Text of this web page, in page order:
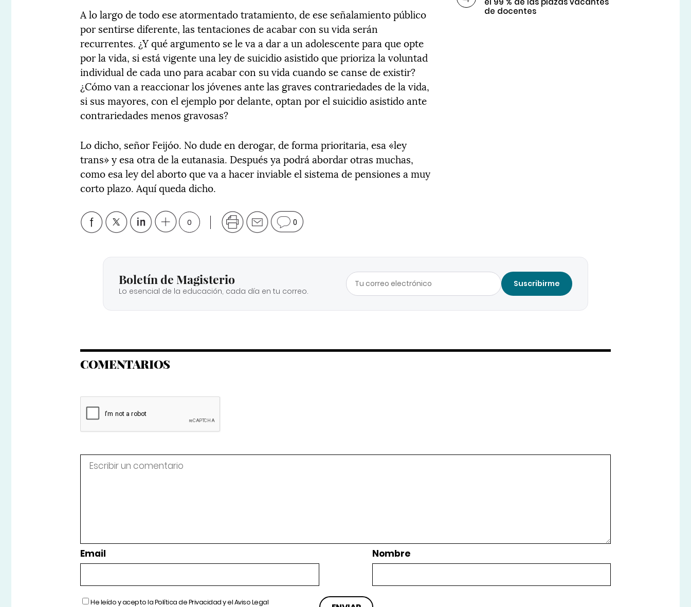
A lo largo de todo ese atormentado tratamiento, de ese señalamiento público
por sentirse diferente, las tentaciones de acabar con su vida serán
recurrentes. ¿Y qué argumento se le va a dar a un adolescente para que opte
por la vida, si está vigente una ley de suicidio asistido que prioriza la voluntad
individual de cada uno para acabar con su vida cuando se canse de existir?
¿Cómo van a reaccionar los jóvenes ante las graves contrariedades de la vida,
si sus mayores, con el ejemplo por delante, optan por el suicidio asistido ante
contrariedades menos gravosas?
Lo dicho, señor Feijóo. No dude en derogar, de forma prioritaria, esa «ley
trans» y esa otra de la eutanasia. Después ya podrá abordar otras muchas,
como esa ley del aborto que va a hacer inviable el sistema de pensiones a muy
corto plazo. Aquí queda dicho.
0 0
de docentes
Boletín de Magisterio
Lo esencial de la educación, cada día en tu correo.
Suscribirme
COMENTARIOS
Email Nombre
He leído y acepto laPolítica de Privacidady elAviso Legal